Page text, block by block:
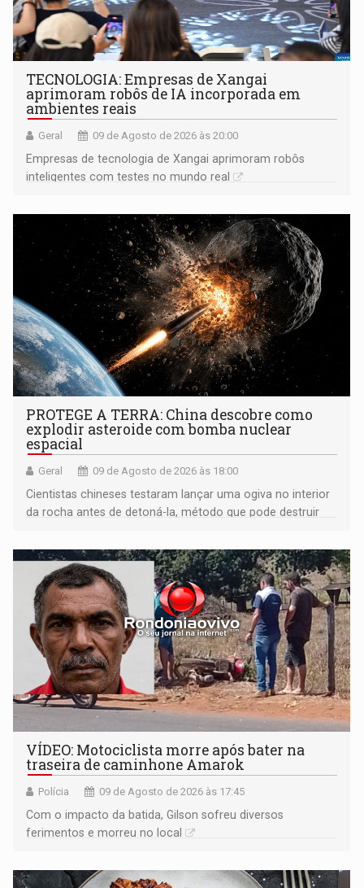
TECNOLOGIA: Empresas de Xangai
aprimoram robôs de IA incorporada em
ambientes reais
Geral 09 de Agosto de 2026 às 20:00
Empresas de tecnologia de Xangai aprimoram robôs
inteligentes com testes no mundo real
PROTEGE A TERRA: China descobre como
explodir asteroide com bomba nuclear
espacial
Geral 09 de Agosto de 2026 às 18:00
Cientistas chineses testaram lançar uma ogiva no interior
da rocha antes de detoná-la, método que pode destruir
VÍDEO: Motociclista morre após bater na
traseira de caminhone Amarok
Polícia 09 de Agosto de 2026 às 17:45
​Com o impacto da batida, Gilson sofreu diversos
ferimentos e morreu no local